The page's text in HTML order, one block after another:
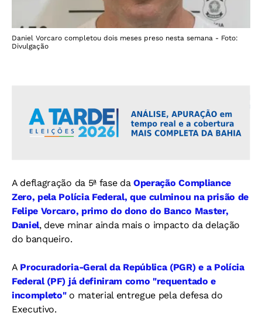
Daniel Vorcaro completou dois meses preso nesta semana - Foto:
Divulgação
A deflagração da 5ª fase daOperação Compliance
Zero, pela Polícia Federal, que culminou na prisão de
Felipe Vorcaro, primo do dono do Banco Master,
Daniel, deve minar ainda mais o impacto da delação
do banqueiro.
A Procuradoria-Geral da República (PGR) e a Polícia
Federal (PF) já definiram como "requentado e
incompleto"o material entregue pela defesa do
Executivo.